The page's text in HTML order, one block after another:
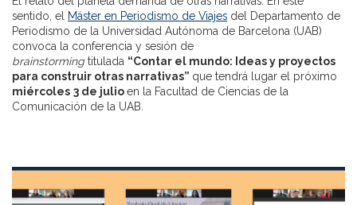
sentido, el Máster en Periodismo de Viajes del Departamento de
Periodismo de la Universidad Autónoma de Barcelona (UAB)
convoca la conferencia y sesión de
brainstormingtitulada “Contar el mundo: Ideas y proyectos
para construir otras narrativas” que tendrá lugar el próximo
miércoles 3 de julioen la Facultad de Ciencias de la
Comunicación de la UAB.